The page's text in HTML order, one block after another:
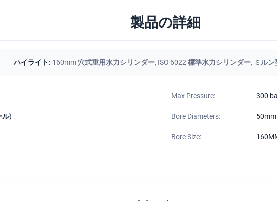
製品の詳細
ハイライト: 160mm 穴式重用水力シリンダー, ISO 6022 標準水力シリンダー, ミル
Max Pressure: 300
ル) Bore Diameters:
Bore Size: